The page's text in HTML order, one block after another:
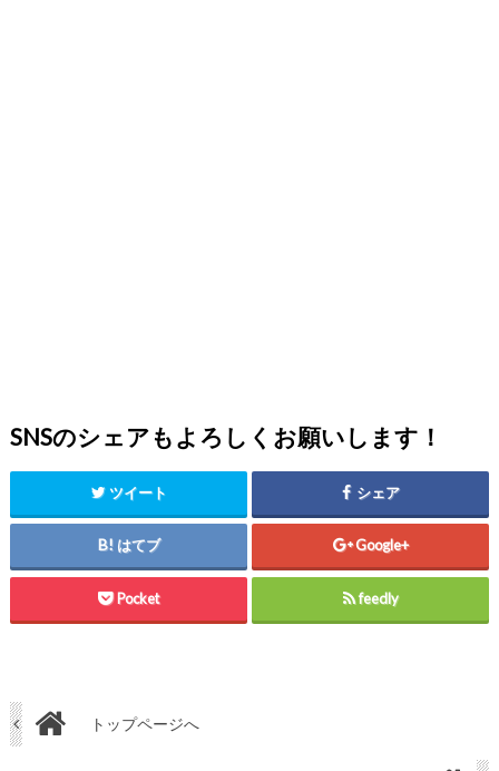
SNSのシェアもよろしくお願いします！
ツイート シェア
はてブ Google+
Pocket feedly
トップページへ